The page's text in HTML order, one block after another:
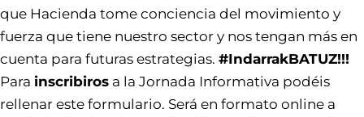
que Hacienda tome conciencia del movimiento y
fuerza que tiene nuestro sector y nos tengan más en
cuenta para futuras estrategias. #IndarrakBATUZ!!!
Para inscribiros a la Jornada Informativa podéis
rellenar este formulario. Será en formato online a